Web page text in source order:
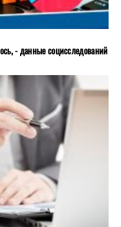
- данные социсследований